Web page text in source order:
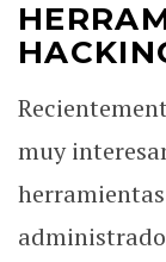
muy